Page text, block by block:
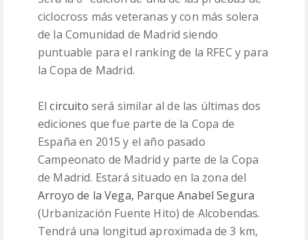
ciclocross más veteranas y con más solera
de la Comunidad de Madrid siendo
puntuable para el ranking de la RFEC y para
la Copa de Madrid.
Elcircuito será similar al de las últimas dos
ediciones que fue parte de la Copa de
España en 2015 y el año pasado
Campeonato de Madrid y parte de la Copa
de Madrid. Estará situado en la zona del
Arroyo de la Vega, Parque Anabel Segura
(Urbanización Fuente Hito) de Alcobendas.
Tendrá una longitud aproximada de 3 km,